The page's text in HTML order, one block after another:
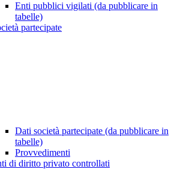
Enti pubblici vigilati (da pubblicare in
tabelle)
partecipate
Dati società partecipate (da pubblicare in
tabelle)
Provvedimenti
di diritto privato controllati